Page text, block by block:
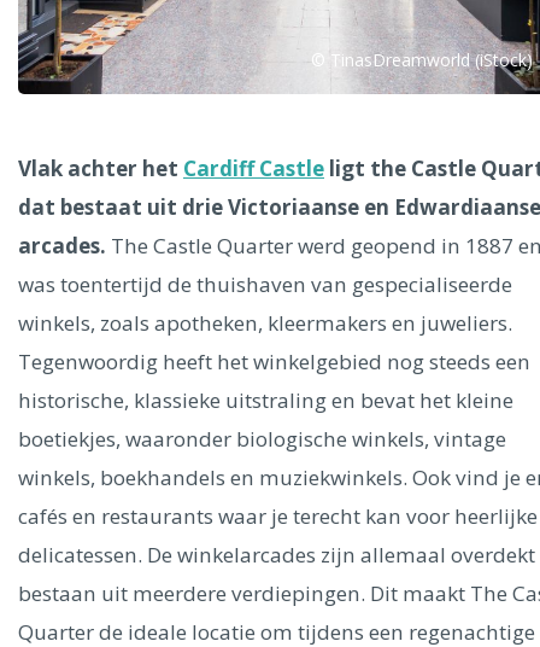
Dresden
Singapore
Rome Mechelen Venetië
Dublin
Hong Kong München Wenen Budapest
Madrid
Vancouver
Alles bekijken
© TinasDreamworld (iStock)
Vlak achter het Cardiff Castle ligt the Castle
dat bestaat uit drie Victoriaanse en Edwardiaanse
arcades. The Castle Quarter werd geopend in 1887
was toentertijd de thuishaven van gespecialiseerde
winkels, zoals apotheken, kleermakers en juweliers.
Tegenwoordig heeft het winkelgebied nog steeds een
historische, klassieke uitstraling en bevat het kleine
boetiekjes, waaronder biologische winkels, vintage
winkels, boekhandels en muziekwinkels. Ook vind je
cafés en restaurants waar je terecht kan voor heerlijke
delicatessen. De winkelarcades zijn allemaal overdekt
bestaan uit meerdere verdiepingen. Dit maakt The
Quarter de ideale locatie om tijdens een